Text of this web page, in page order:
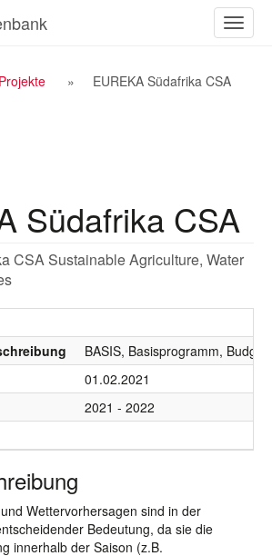
ein-/
Projekte EUREKA Südafrika CSA
Südafrika CSA
CSA Sustainable Agriculture, Water
BASIS, Basisprogramm,
01.02.2021
2021 - 2022
Wettervorhersagen sind in der
Bedeutung, da sie die
innerhalb der Saison (z.B.